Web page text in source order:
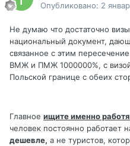
Опубликовано: 2
Не думаю что достаточно
национальный документ,
связанное с этим
ВМЖ и ПМЖ 1000000%, с
Польской границе с обеих
Главное ищите именно
человек постоянно работает
дешевле, а не туристов,